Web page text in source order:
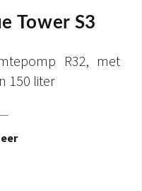
Tower S3
R32, met
150 liter